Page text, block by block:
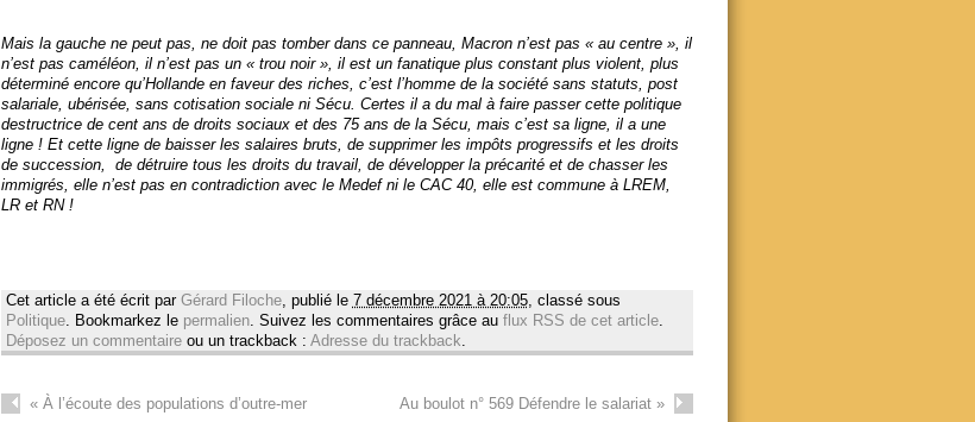
Mais la gauche ne peut pas, ne doit pas tomber dans ce panneau, Macron n’est pas « au centre », il
n’est pas caméléon, il n’est pas un « trou noir », il est un fanatique plus constant plus violent, plus
déterminé encore qu’Hollande en faveur des riches, c’est l’homme de la société sans statuts, post
salariale, ubérisée, sans cotisation sociale ni Sécu. Certes il a du mal à faire passer cette politique
destructrice de cent ans de droits sociaux et des 75 ans de la Sécu, mais c’est sa ligne, il a une
ligne ! Et cette ligne de baisser les salaires bruts, de supprimer les impôts progressifs et les droits
de succession, de détruire tous les droits du travail, de développer la précarité et de chasser les
immigrés, elle n’est pas en contradiction avec le Medef ni le CAC 40, elle est commune à LREM,
LR et RN !
Cet article a été écrit par Gérard Filoche, publié le 7 décembre 2021 à 20:05, classé sous
Politique. Bookmarkez le permalien. Suivez les commentaires grâce au flux RSS de cet article.
Déposez un commentaireou un trackback : Adresse du trackback
«À l’écoute des populations d’outre-mer Au boulot n° 569 Défendre le salariat»